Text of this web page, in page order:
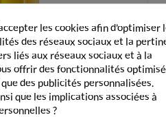
les cookies afin d'optimiser
des réseaux sociaux et la
liés aux réseaux sociaux et à la
offrir des fonctionnalités
des publicités personnalisées.
que les implications associées à
?